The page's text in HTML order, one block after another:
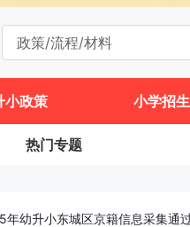
小政策 小学招生
热门专题